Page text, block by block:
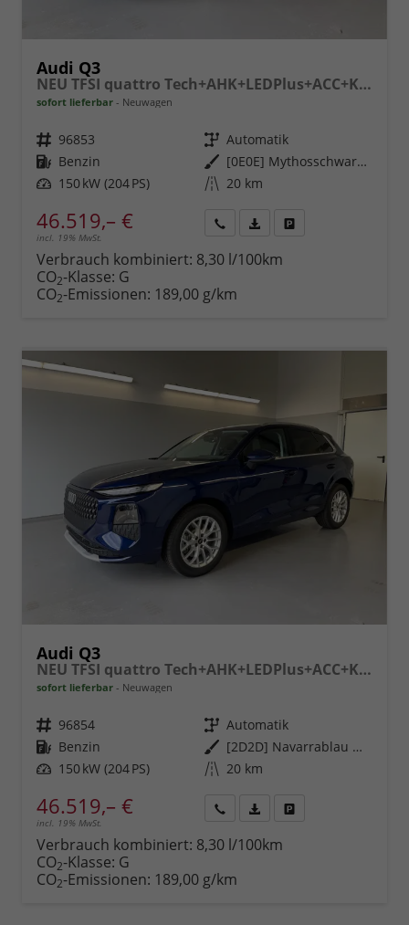
Audi Q3
NEU TFSI quattro Tech+AHK+LEDPlus+ACC+Kamera+Alu18+Volllack
sofort lieferbar Neuwagen
Fahrzeugnr. 96853 Getriebe Automatik
Kraftstoff Benzin Außenfarbe
[0E0E] Mythosschwarz Metallic
Leistung 150 kW (204 PS) Kilometerstand 20 km
46.519,– €
incl. 19% MwSt.
anfordern
Datei,
Verbrauch kombiniert: 8,30 l/100km
CO2-Klasse: G
CO2-Emissionen: 189,00 g/km
Audi Q3
NEU TFSI quattro Tech+AHK+LEDPlus+ACC+Kamera+Alu18+Volllack
sofort lieferbar Neuwagen
Fahrzeugnr. 96854 Getriebe Automatik
Kraftstoff Benzin Außenfarbe
[2D2D] Navarrablau Metallic
Leistung 150 kW (204 PS) Kilometerstand 20 km
46.519,– €
incl. 19% MwSt.
anfordern
Datei,
Verbrauch kombiniert: 8,30 l/100km
CO2-Klasse: G
CO2-Emissionen: 189,00 g/km